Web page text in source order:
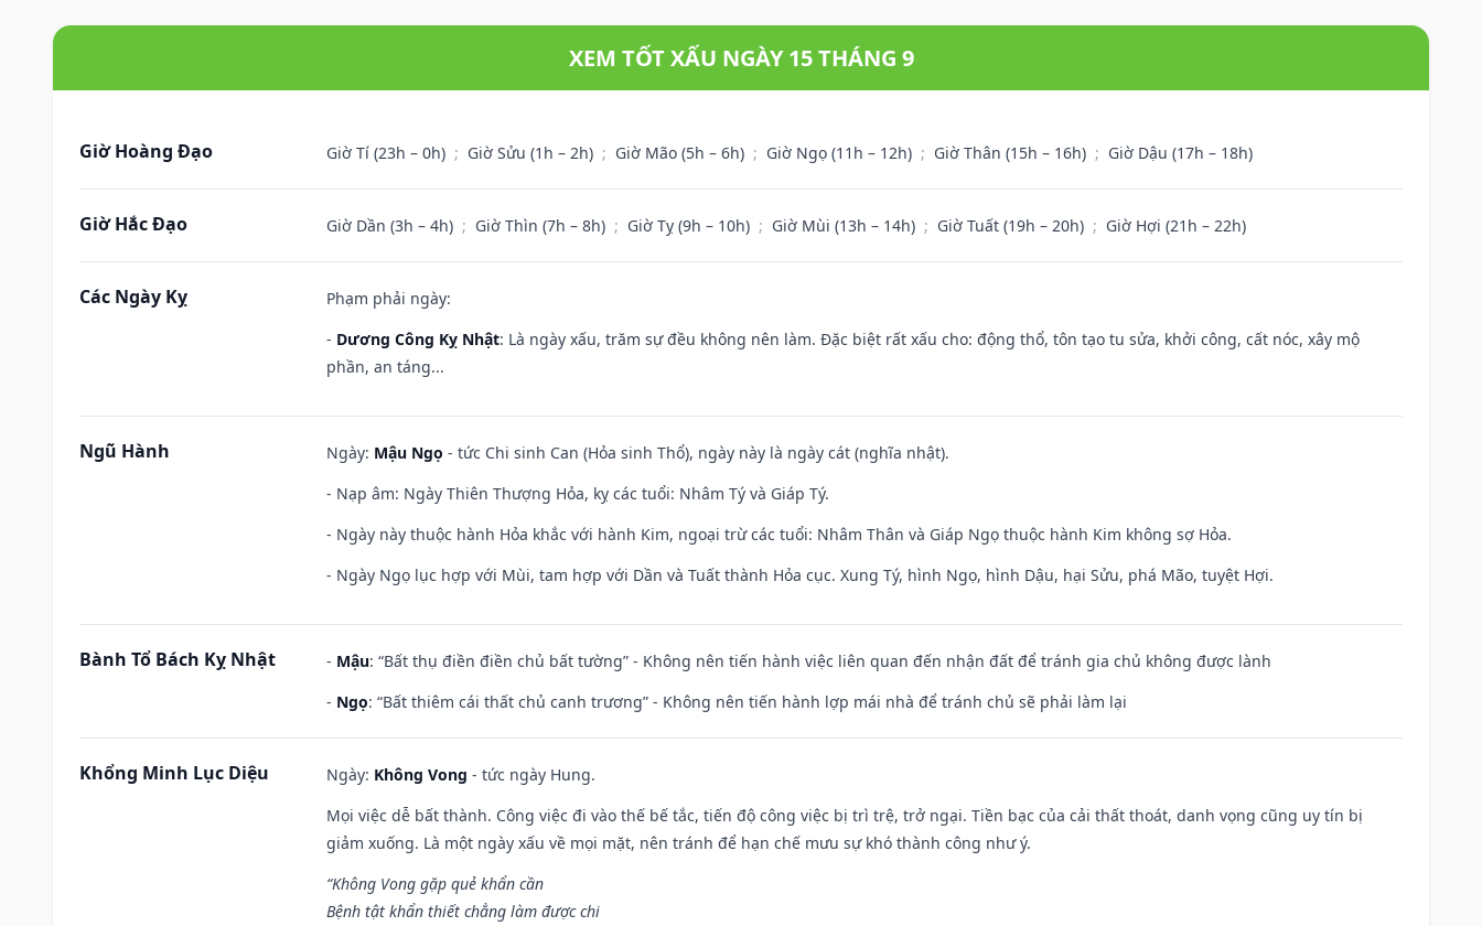
XEM TỐT XẤU NGÀY 15 THÁNG 9
Giờ Hoàng Đạo Giờ Tí (23h – 0h) ; Giờ Sửu (1h – 2h) ; Giờ Mão (5h – 6h) ; Giờ Ngọ (11h – 12h) ; Giờ Thân (15h – 16h) ; Giờ Dậu (17h – 18h)
Giờ Hắc Đạo Giờ Dần (3h – 4h) ; Giờ Thìn (7h – 8h) ; Giờ Tỵ (9h – 10h) ; Giờ Mùi (13h – 14h) ; Giờ Tuất (19h – 20h) ; Giờ Hợi (21h – 22h)
Các Ngày Kỵ
Phạm phải ngày:
- Dương Công Kỵ Nhật: Là ngày xấu, trăm sự đều không nên làm. Đặc biệt rất xấu cho: động thổ, tôn tạo tu sửa, khởi công, cất nóc, xây mộ
phần, an táng...
Ngũ Hành Ngày: Mậu Ngọ - tức Chi sinh Can (Hỏa sinh Thổ), ngày này là ngày cát (nghĩa nhật).
- Nạp âm: Ngày Thiên Thượng Hỏa, kỵ các tuổi: Nhâm Tý và Giáp Tý.
- Ngày này thuộc hành Hỏa khắc với hành Kim, ngoại trừ các tuổi: Nhâm Thân và Giáp Ngọ thuộc hành Kim không sợ Hỏa.
- Ngày Ngọ lục hợp với Mùi, tam hợp với Dần và Tuất thành Hỏa cục. Xung Tý, hình Ngọ, hình Dậu, hại Sửu, phá Mão, tuyệt Hợi.
Bành Tổ Bách Kỵ Nhật - Mậu: “Bất thụ điền điền chủ bất tường” - Không nên tiến hành việc liên quan đến nhận đất để tránh gia chủ không được lành
- Ngọ: “Bất thiêm cái thất chủ canh trương” - Không nên tiến hành lợp mái nhà để tránh chủ sẽ phải làm lại
Khổng Minh Lục Diệu Ngày: Không Vong - tức ngày Hung.
Mọi việc dễ bất thành. Công việc đi vào thế bế tắc, tiến độ công việc bị trì trệ, trở ngại. Tiền bạc của cải thất thoát, danh vọng cũng uy tín bị
giảm xuống. Là một ngày xấu về mọi mặt, nên tránh để hạn chế mưu sự khó thành công như ý.
“Không Vong gặp quẻ khẩn cần
Bệnh tật khẩn thiết chẳng làm được chi